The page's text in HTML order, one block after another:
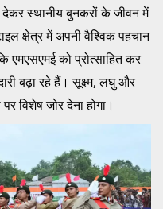
देकर स्थानीय बुनकरों के जीवन में
क्षेत्र में अपनी वैश्विक पहचान
एमएसएमई को प्रोत्साहित कर
बढ़ा रहे हैं। सूक्ष्म, लघु और
विशेष जोर देना होगा।